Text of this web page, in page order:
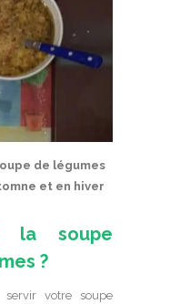
de légumes
et en hiver
la soupe
?
votre soupe